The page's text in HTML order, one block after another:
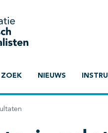
ZOEK NIEUWS